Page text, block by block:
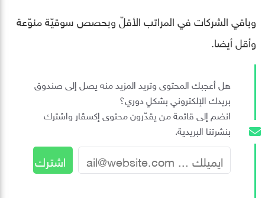
وباقي الشركات في المراتب الأقلّ وبحصص سوقيّة منوّعة
وأقل أيضا.
هل أعجبك المحتوى وتريد المزيد منه يصل إلى صندوق
بريدك الإلكتروني بشكلٍ دوري؟
انضم إلى قائمة من يقدّرون محتوى إكسڤار واشترك
بنشرتنا البريدية.